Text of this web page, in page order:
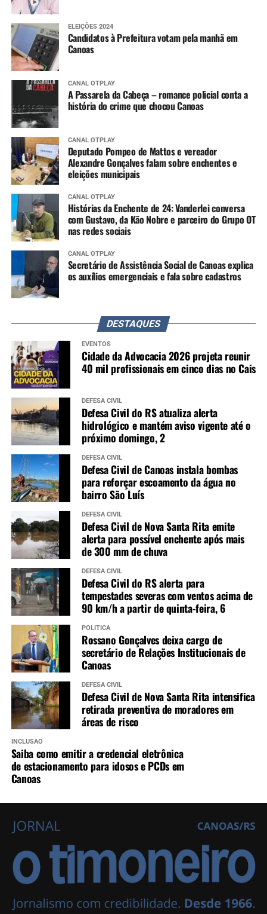
ELEIÇÕES 2024
Candidatos à Prefeitura votam pela manhã em
Canoas
CANAL OTPLAY
A Passarela da Cabeça – romance policial conta a
história do crime que chocou Canoas
CANAL OTPLAY
Deputado Pompeo de Mattos e vereador
Alexandre Gonçalves falam sobre enchentes e
eleições municipais
CANAL OTPLAY
Histórias da Enchente de 24: Vanderlei conversa
com Gustavo, da Kão Nobre e parceiro do Grupo OT
nas redes sociais
CANAL OTPLAY
Secretário de Assistência Social de Canoas explica
os auxílios emergenciais e fala sobre cadastros
DESTAQUES
EVENTOS
Cidade da Advocacia 2026 projeta reunir
40 mil profissionais em cinco dias no Cais
DEFESA CIVIL
Defesa Civil do RS atualiza alerta
hidrológico e mantém aviso vigente até o
próximo domingo, 2
DEFESA CIVIL
Defesa Civil de Canoas instala bombas
para reforçar escoamento da água no
bairro São Luís
DEFESA CIVIL
Defesa Civil de Nova Santa Rita emite
alerta para possível enchente após mais
de 300 mm de chuva
DEFESA CIVIL
Defesa Civil do RS alerta para
tempestades severas com ventos acima de
90 km/h a partir de quinta-feira, 6
POLÍTICA
Rossano Gonçalves deixa cargo de
secretário de Relações Institucionais de
Canoas
DEFESA CIVIL
Defesa Civil de Nova Santa Rita intensifica
retirada preventiva de moradores em
áreas de risco
INCLUSÃO
Saiba como emitir a credencial eletrônica
de estacionamento para idosos e PCDs em
Canoas